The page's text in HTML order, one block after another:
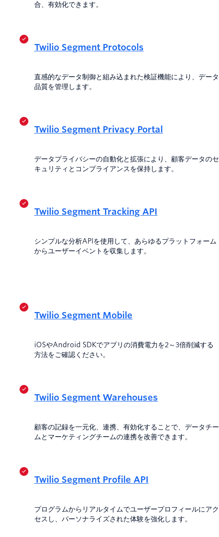
合、有効化できます。
Twilio Segment Protocols
直感的なデータ制御と組み込まれた検証機能により、データ
品質を管理します。
Twilio Segment Privacy Portal
データプライバシーの自動化と拡張により、顧客データのセ
キュリティとコンプライアンスを保持します。
Twilio Segment Tracking API
シンプルな分析APIを使用して、あらゆるプラットフォーム
からユーザーイベントを収集します。
Twilio Segment Mobile
iOSやAndroid SDKでアプリの消費電力を2～3倍削減する
方法をご確認ください。
Twilio Segment Warehouses
顧客の記録を一元化、連携、有効化することで、データチー
ムとマーケティングチームの連携を改善できます。
Twilio Segment Profile API
プログラムからリアルタイムでユーザープロフィールにアク
セスし、パーソナライズされた体験を強化します。